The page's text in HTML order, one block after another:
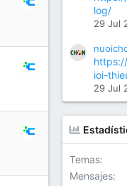
log/
29 Jul
ioi-
29 Jul
Temas
Mensajes